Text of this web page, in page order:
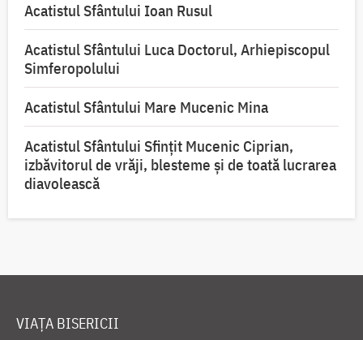
Acatistul Sfântului Ioan Rusul
Acatistul Sfântului Luca Doctorul, Arhiepiscopul
Simferopolului
Acatistul Sfântului Mare Mucenic Mina
Acatistul Sfântului Sfințit Mucenic Ciprian,
izbăvitorul de vrăji, blesteme și de toată lucrarea
diavolească
VIAȚA BISERICII